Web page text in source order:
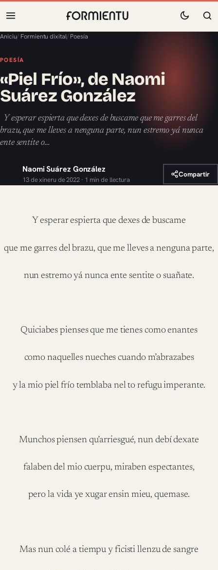
Aniciu/ Formientu dixital/ Poesía
POESÍA
«Piel Frío», de Naomi
Suárez González
Y esperar espierta que dexes de buscame que me garres del
brazu, que me lleves a nenguna parte, nun estremo yá nunca
ente sentite o…
Naomi Suárez González
13 de xineru de 2022 · 1 min de llectura
Compartir
Y esperar espierta que dexes de buscame
que me garres del brazu, que me lleves a nenguna parte,
nun estremo yá nunca ente sentite o suañate.
Quiciabes pienses que me tienes como enantes
como naquelles nueches cuando m’abrazabes
y la mio piel frío temblaba nel to refugu imperante.
Munchos piensen qu’arriesgué, nun debí dexate
falaben del mio cuerpu, miraben espectantes,
pero la vida ye xugar ensin mieu, quemase.
Mas nun colé a tiempu y ficisti llenzu de sangre